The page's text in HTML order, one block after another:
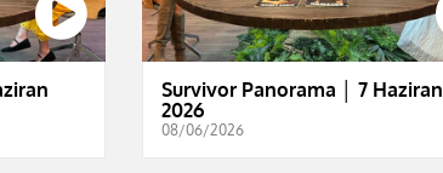
Survivor Panorama │ 7 Haziran
2026
08/06/2026